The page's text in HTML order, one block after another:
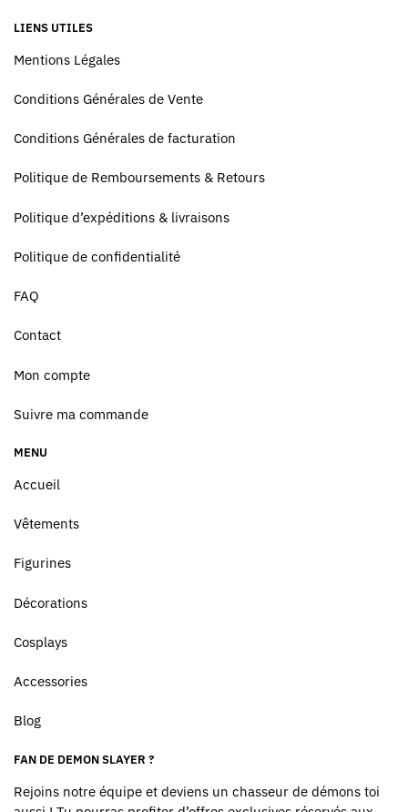
LIENS UTILES
Mentions Légales
Conditions Générales de Vente
Conditions Générales de facturation
Politique de Remboursements & Retours
Politique d’expéditions & livraisons
Politique de confidentialité
FAQ
Contact
Mon compte
Suivre ma commande
MENU
Accueil
Vêtements
Figurines
Décorations
Cosplays
Accessories
Blog
FAN DE DEMON SLAYER ?
Rejoins notre équipe et deviens un chasseur de démons toi